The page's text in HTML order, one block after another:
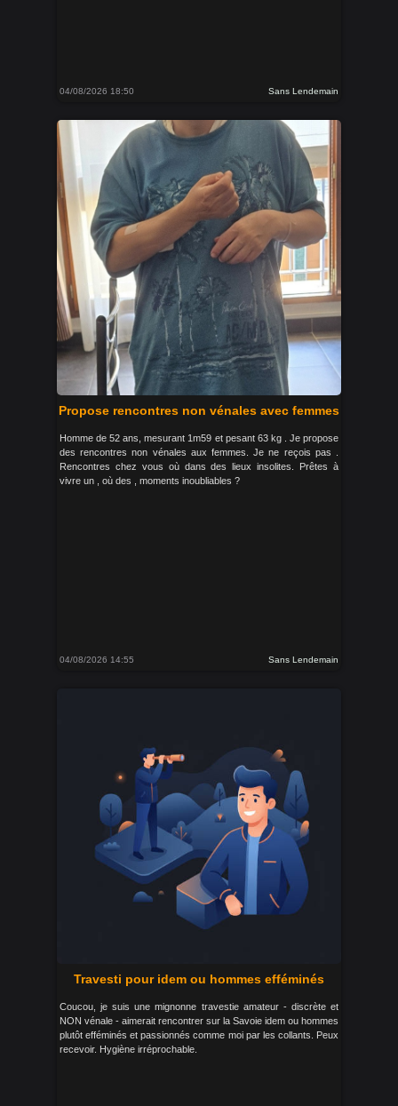
04/08/2026 18:50 Sans Lendemain
Propose rencontres non vénales avec femmes
Homme de 52 ans, mesurant 1m59 et pesant 63 kg . Je propose
des rencontres non vénales aux femmes. Je ne reçois pas .
Rencontres chez vous où dans des lieux insolites. Prêtes à
vivre un , où des , moments inoubliables ?
04/08/2026 14:55 Sans Lendemain
Travesti pour idem ou hommes efféminés
Coucou, je suis une mignonne travestie amateur - discrète et
NON vénale - aimerait rencontrer sur la Savoie idem ou hommes
plutôt efféminés et passionnés comme moi par les collants. Peux
recevoir. Hygiène irréprochable.